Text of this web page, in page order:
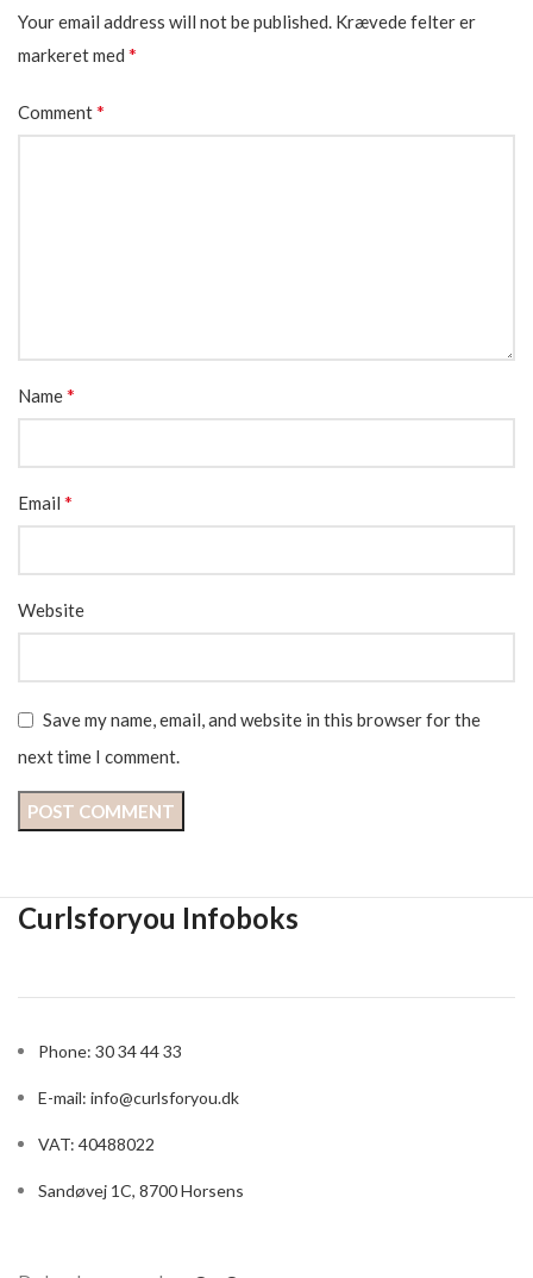
Your email address will not be published. Krævede felter er
markeret med *
Comment*
Name*
Email *
Website
Save my name, email, and website in this browser for the
next time I comment.
Curlsforyou Infoboks
Phone: 30 34 44 33
E-mail: info@curlsforyou.dk
VAT: 40488022
Sandøvej 1C, 8700 Horsens